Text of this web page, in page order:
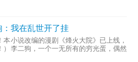
：我在乱世开了挂
本小说改编的漫剧《烽火大院》已上线，
）李二狗，一个一无所有的穷光蛋，偶然
地主大院，机缘巧合下成为地主大院的管